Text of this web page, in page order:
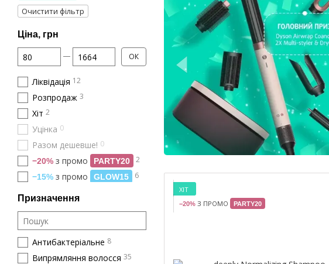
ХІТ
−20% З ПРОМО PARTY20
Очистити фільтр
Ціна, грн
Від Ціна, грн
До Ціна, грн ОК
Ліквідація 12
Розпродаж 3
Хіт 2
Уцінка 0
Разом дешевше! 0
−20% з промо PARTY20 2
−15% з промо GLOW15 6
Призначення
Антибактеріальне 8
Випрямляння волосся 35